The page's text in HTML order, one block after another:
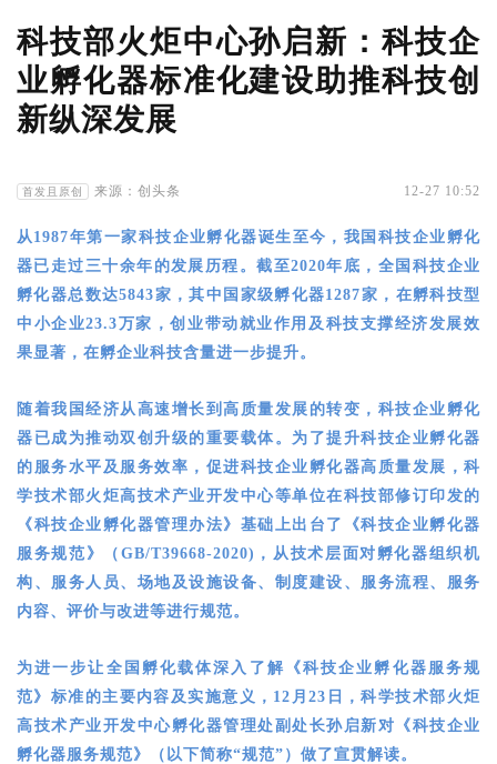
科技部火炬中心孙启新：科技企
业孵化器标准化建设助推科技创
新纵深发展
首发且原创 来源：创头条 12-27 10:52
从1987年第一家科技企业孵化器诞生至今，我国科技企业孵化
器已走过三十余年的发展历程。截至2020年底，全国科技企业
孵化器总数达5843家，其中国家级孵化器1287家，在孵科技型
中小企业23.3万家，创业带动就业作用及科技支撑经济发展效
果显著，在孵企业科技含量进一步提升。
随着我国经济从高速增长到高质量发展的转变，科技企业孵化
器已成为推动双创升级的重要载体。为了提升科技企业孵化器
的服务水平及服务效率，促进科技企业孵化器高质量发展，科
学技术部火炬高技术产业开发中心等单位在科技部修订印发的
《科技企业孵化器管理办法》基础上出台了《科技企业孵化器
服务规范》（GB/T39668-2020)，从技术层面对孵化器组织机
构、服务人员、场地及设施设备、制度建设、服务流程、服务
内容、评价与改进等进行规范。
为进一步让全国孵化载体深入了解《科技企业孵化器服务规
范》标准的主要内容及实施意义，12月23日，科学技术部火炬
高技术产业开发中心孵化器管理处 副处长孙启新对《科技企业
孵化器服务规范》（以下简称“规范”）做了宣贯解读。